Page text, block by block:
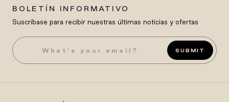
BOLETÍN INFORMATIVO
Suscríbase para recibir nuestras últimas noticias y ofertas
SUBMIT